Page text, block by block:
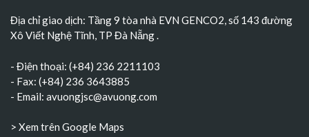
Địa chỉ giao dịch: Tầng 9 tòa nhà EVN GENCO2, số 143 đường
Xô Viết Nghệ Tĩnh, TP Đà Nẵng.
- Điện thoại: (+84) 236 2211103
- Fax: (+84) 236 3643885
- Email: avuongjsc@avuong.com
> Xem trên Google Maps